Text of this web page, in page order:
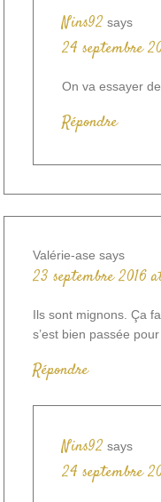
Nins92 says
24 septembre
On va essayer
Répondre
Valérie-ase says
23 septembre 2016
Ils sont mignons. Ça
s’est bien passée pour
Répondre
Nins92 says
24 septembre